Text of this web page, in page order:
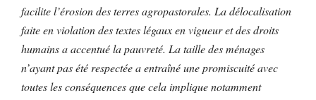
facilite l’érosion des terres agropastorales. La délocalisation
faite en violation des textes légaux en vigueur et des droits
humains a accentué la pauvreté. La taille des ménages
n’ayant pas été respectée a entraîné une promiscuité avec
toutes les conséquences que cela implique notamment